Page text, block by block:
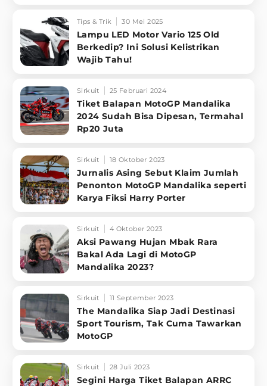
Tips & Trik 30 Mei 2025
Lampu LED Motor Vario 125 Old
Berkedip? Ini Solusi Kelistrikan
Wajib Tahu!
Sirkuit 25 Februari 2024
Tiket Balapan MotoGP Mandalika
2024 Sudah Bisa Dipesan, Termahal
Rp20 Juta
Sirkuit 18 Oktober 2023
Jurnalis Asing Sebut Klaim Jumlah
Penonton MotoGP Mandalika seperti
Karya Fiksi Harry Porter
Sirkuit 4 Oktober 2023
Aksi Pawang Hujan Mbak Rara
Bakal Ada Lagi di MotoGP
Mandalika 2023?
Sirkuit 11 September 2023
The Mandalika Siap Jadi Destinasi
Sport Tourism, Tak Cuma Tawarkan
MotoGP
Sirkuit 28 Juli 2023
Segini Harga Tiket Balapan ARRC